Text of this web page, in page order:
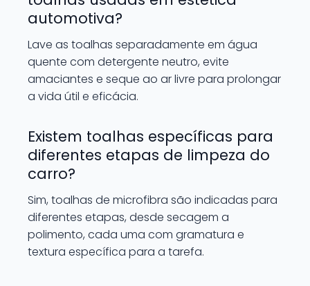
automotiva?
Lave as toalhas separadamente em água
quente com detergente neutro, evite
amaciantes e seque ao ar livre para prolongar
a vida útil e eficácia.
Existem toalhas específicas para
diferentes etapas de limpeza do
carro?
Sim, toalhas de microfibra são indicadas para
diferentes etapas, desde secagem a
polimento, cada uma com gramatura e
textura específica para a tarefa.